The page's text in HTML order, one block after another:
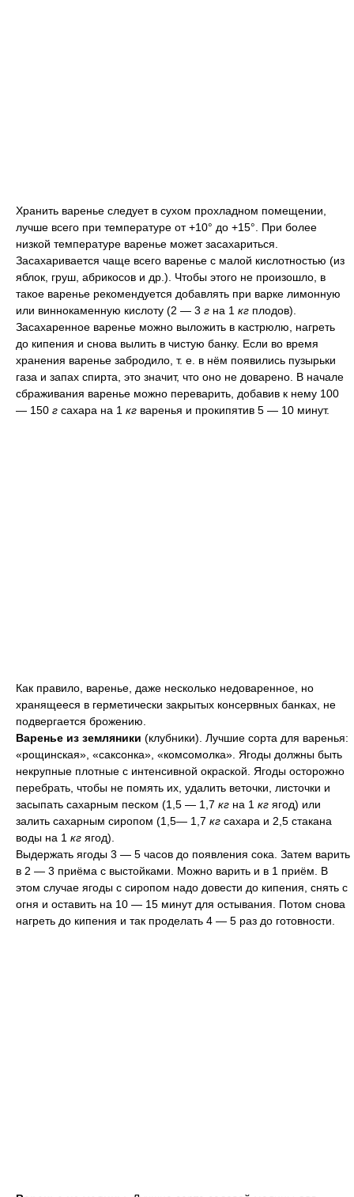
Хранить варенье следует в сухом прохладном помещении,
лучше всего при температуре от +10° до +15°. При более
низкой температуре варенье может засахариться.
Засахаривается чаще всего варенье с малой кислотностью (из
яблок, груш, абрикосов и др.). Чтобы этого не произошло, в
такое варенье рекомендуется добавлять при варке лимонную
или виннокаменную кислоту (2 — 3 г на 1 кг плодов).
Засахаренное варенье можно выложить в кастрюлю, нагреть
до кипения и снова вылить в чистую банку. Если во время
хранения варенье забродило, т. е. в нём появились пузырьки
газа и запах спирта, это значит, что оно не доварено. В начале
сбраживания варенье можно переварить, добавив к нему 100
— 150 г сахара на 1 кг варенья и прокипятив 5 — 10 минут.
Как правило, варенье, даже несколько недоваренное, но
хранящееся в герметически закрытых консервных банках, не
подвергается брожению.
Варенье из земляники (клубники). Лучшие сорта для варенья:
«рощинская», «саксонка», «комсомолка». Ягоды должны быть
некрупные плотные с интенсивной окраской. Ягоды осторожно
перебрать, чтобы не помять их, удалить веточки, листочки и
засыпать сахарным песком (1,5 — 1,7 кг на 1 кг ягод) или
залить сахарным сиропом (1,5— 1,7 кг сахара и 2,5 стакана
воды на 1 кг ягод).
Выдержать ягоды 3 — 5 часов до появления сока. Затем варить
в 2 — 3 приёма с выстойками. Можно варить и в 1 приём. В
этом случае ягоды с сиропом надо довести до кипения, снять с
огня и оставить на 10 — 15 минут для остывания. Потом снова
нагреть до кипения и так проделать 4 — 5 раз до готовности.